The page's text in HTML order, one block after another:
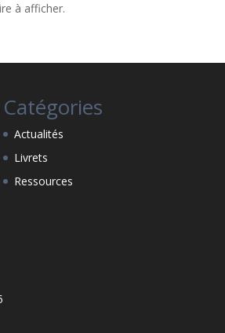
à afficher.
Catégories
Actualités
Livrets
Ressources